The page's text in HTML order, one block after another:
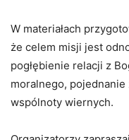
W materiałach
że celem misji jest
pogłębienie relacji z
moralnego,
wspólnoty wiernych.